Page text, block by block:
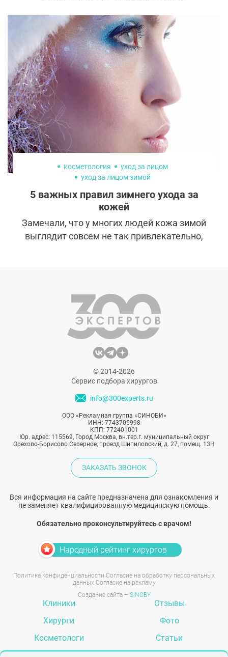
данную тему. Вместо того, чтобы
проконсультироваться со специалистом,
представители сильного пола ищут
решение в интернете и, к сожалению,
часто только усугубляют ситуацию.
косметология
уход за лицом
уход за лицом зимой
5 важных правил зимнего ухода за
кожей
Замечали, что у многих людей кожа зимой
выглядит совсем не так привлекательно,
факторов, даже в самые лютые морозы
лицо может оставаться свежим и
увлажненным, если следовать несложным,
но важным правилам зимнего ухода.
© 2014-2026
Сервис подбора хирургов
info@300experts.ru
ООО «Рекламная группа «СИНОБИ»
ИНН: 7743705998
КПП: 772401001
Юр. адрес: 115569, Город Москва, вн.тер.г. муниципальный округ
Орехово-Борисово Северное, проезд Шипиловский, д. 27, помещ. 13Н
ЗАКАЗАТЬ ЗВОНОК
Вся информация на сайте предназначена для ознакомления и
не заменяет квалифицированную медицинскую помощь.
Обязательно проконсультируйтесь с врачом!
Народный рейтинг хирургов
Политика конфиденциальности Согласие на обработку персональных
данных Согласие на рекламу
Создание сайта – SINOBY
Клиники
Хирурги
Косметологи
Отзывы
Фото
Статьи